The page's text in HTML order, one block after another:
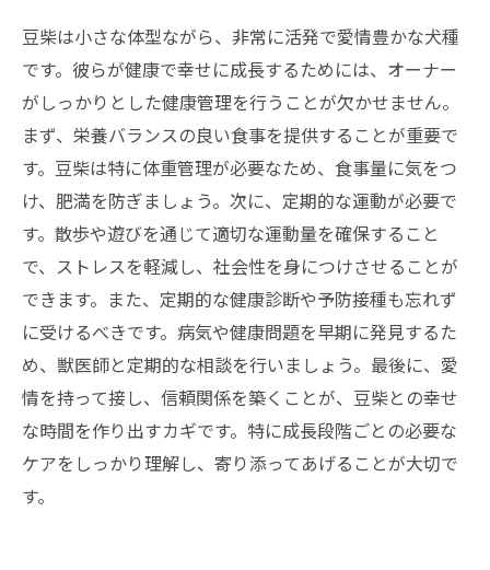
豆柴は小さな体型ながら、非常に活発で愛情豊かな犬種
です。彼らが健康で幸せに成長するためには、オーナー
がしっかりとした健康管理を行うことが欠かせません。
まず、栄養バランスの良い食事を提供することが重要で
す。豆柴は特に体重管理が必要なため、食事量に気をつ
け、肥満を防ぎましょう。次に、定期的な運動が必要で
す。散歩や遊びを通じて適切な運動量を確保すること
で、ストレスを軽減し、社会性を身につけさせることが
できます。また、定期的な健康診断や予防接種も忘れず
に受けるべきです。病気や健康問題を早期に発見するた
め、獣医師と定期的な相談を行いましょう。最後に、愛
情を持って接し、信頼関係を築くことが、豆柴との幸せ
な時間を作り出すカギです。特に成長段階ごとの必要な
ケアをしっかり理解し、寄り添ってあげることが大切で
す。